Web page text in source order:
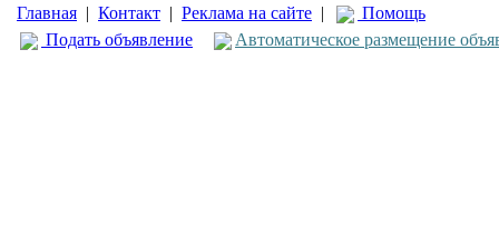
Главная | Контакт | Реклама на сайте |
Помощь
Подать объявление
Автоматическое размещение